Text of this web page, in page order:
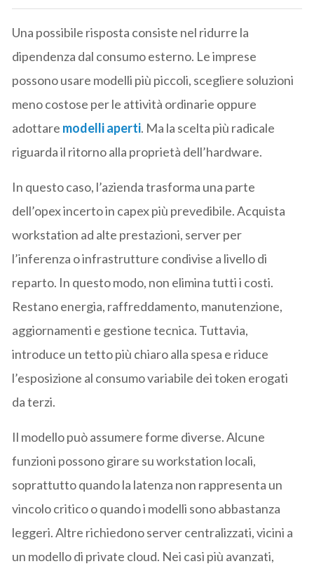
Una possibile risposta consiste nel ridurre la
dipendenza dal consumo esterno. Le imprese
possono usare modelli più piccoli, scegliere soluzioni
meno costose per le attività ordinarie oppure
adottare modelli aperti. Ma la scelta più radicale
riguarda il ritorno alla proprietà dell’hardware.
In questo caso, l’azienda trasforma una parte
dell’opex incerto in capex più prevedibile. Acquista
workstation ad alte prestazioni, server per
l’inferenza o infrastrutture condivise a livello di
reparto. In questo modo, non elimina tutti i costi.
Restano energia, raffreddamento, manutenzione,
aggiornamenti e gestione tecnica. Tuttavia,
introduce un tetto più chiaro alla spesa e riduce
l’esposizione al consumo variabile dei token erogati
da terzi.
Il modello può assumere forme diverse. Alcune
funzioni possono girare su workstation locali,
soprattutto quando la latenza non rappresenta un
vincolo critico o quando i modelli sono abbastanza
leggeri. Altre richiedono server centralizzati, vicini a
un modello di private cloud. Nei casi più avanzati,